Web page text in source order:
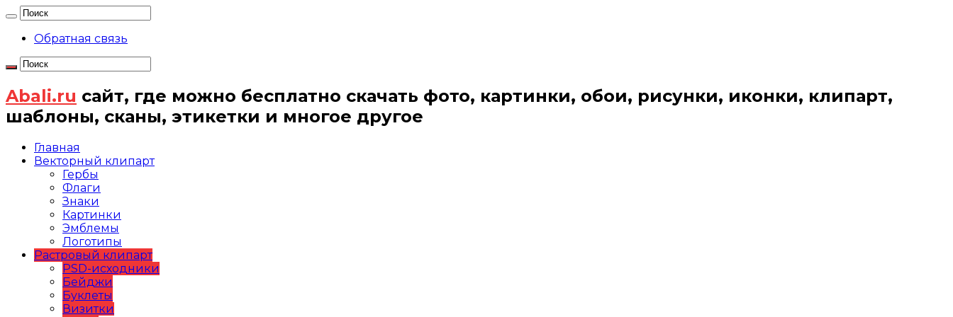
Обратная связь
Abali.ru сайт, где можно бесплатно скачать фото, картинки, обои, рисунки, иконки, клипарт,
шаблоны, сканы, этикетки и многое другое
Главная
Векторный клипарт
Гербы
Флаги
Знаки
Картинки
Эмблемы
Логотипы
Растровый клипарт
PSD-исходники
Бейджи
Буклеты
Визитки